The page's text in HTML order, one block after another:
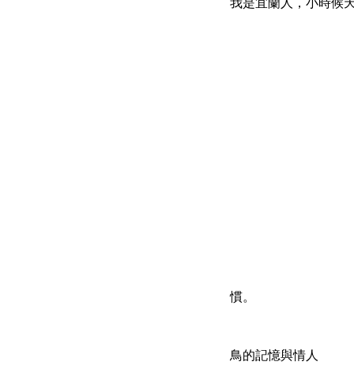
我是宜蘭人，小時候
慣。
鳥的記憶與情人